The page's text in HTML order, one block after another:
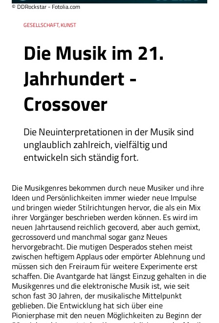
Die Musik im 21.
Jahrhundert -
Crossover
Die Neuinterpretationen in der Musik sind
unglaublich zahlreich, vielfältig und
entwickeln sich ständig fort.
RessortGESELLSCHAFT, KUNST
© DDRockstar - Fotolia.com
Die Musikgenres bekommen durch neue Musiker und ihre
Ideen und Persönlichkeiten immer wieder neue Impulse
und bringen wieder Stilrichtungen hervor, die als ein Mix
ihrer Vorgänger beschrieben werden können. Es wird im
neuen Jahrtausend reichlich gecoverd, aber auch gemixt,
gecrossoverd und manchmal sogar ganz Neues
hervorgebracht. Die mutigen Desperados stehen meist
zwischen heftigem Applaus oder empörter Ablehnung und
müssen sich den Freiraum für weitere Experimente erst
schaffen. Die Avantgarde hat längst Einzug gehalten in die
Musikgenres und die elektronische Musik ist, wie seit
schon fast 30 Jahren, der musikalische Mittelpunkt
geblieben. Die Entwicklung hat sich über eine
Pionierphase mit den neuen Möglichkeiten zu Beginn der